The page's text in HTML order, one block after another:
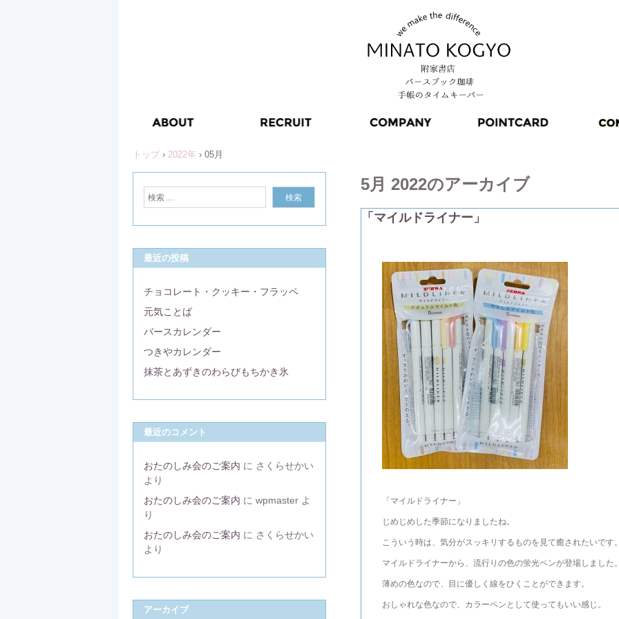
トップ › 2022年 › 05月
5月 2022のアーカイブ
「マイルドライナー」
「マイルドライナー」
じめじめした季節になりましたね。
こういう時は、気分がスッキリするものを見て癒されたいです
マイルドライナーから、流行りの色の蛍光ペンが登場しました
薄めの色なので、目に優しく線をひくことができます。
おしゃれな色なので、カラーペンとして使ってもいい感じ。
最近の投稿
チョコレート・クッキー・フラッペ
元気ことば
バースカレンダー
つきやカレンダー
抹茶とあずきのわらびもちかき氷
最近のコメント
おたのしみ会のご案内 に さくらせかい
より
おたのしみ会のご案内 に wpmaster よ
り
おたのしみ会のご案内 に さくらせかい
より
アーカイブ